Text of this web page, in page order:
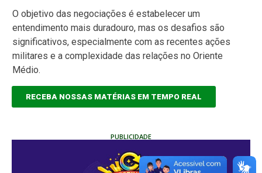
O objetivo das negociações é estabelecer um
entendimento mais duradouro, mas os desafios são
significativos, especialmente com as recentes ações
militares e a complexidade das relações no Oriente
Médio.
RECEBA NOSSAS MATÉRIAS EM TEMPO REAL
PUBLICIDADE